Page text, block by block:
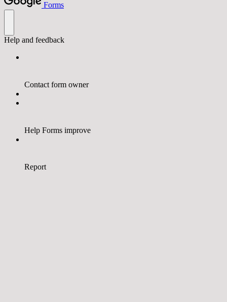
Forms
Help and feedback
Contact form owner
Help Forms improve
Report